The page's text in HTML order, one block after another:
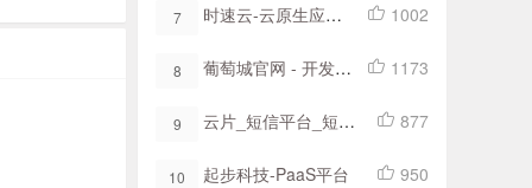
7 时速云-云原生应用容器云技术平台-DevOps-微服务-开发运维一体化-数字化转型 1002
8 葡萄城官网 - 开发工具 1173
9 云片_短信平台_短信验证码_短信接口 877
10 起步科技-PaaS平台 950